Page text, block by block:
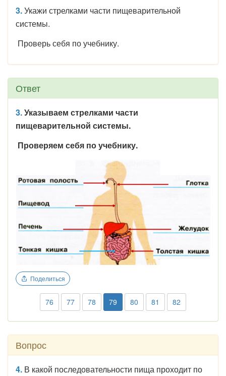
3.Укажи стрелками части пищеварительной
системы.
Проверь себя по учебнику.
Ответ
3.Указываем стрелками части
пищеварительной системы.
Проверяем себя по учебнику.
Поделиться
76 77 78 79 80 81 82
Вопрос
4. В какой последовательности пища проходит по